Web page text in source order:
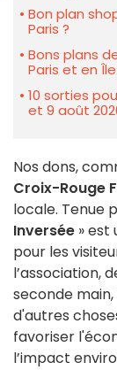
Bon plan
Paris ?
Bons plans
Paris et en
10 sorties
et 9 août
Nos dons,
Croix-Rouge
locale. Tenue
Inversée » est
pour les
l’association,
seconde
d'autres
favoriser
l’impact